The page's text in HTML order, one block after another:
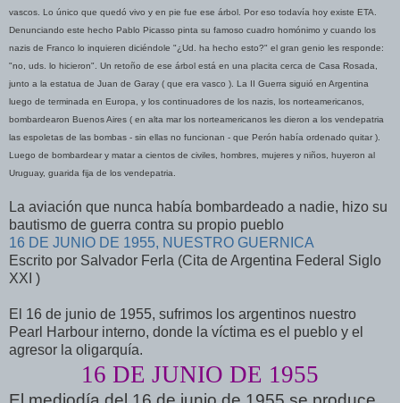
vascos. Lo único que quedó vivo y en pie fue ese árbol. Por eso todavía hoy existe ETA.
Denunciando este hecho Pablo Picasso pinta su famoso cuadro homónimo y cuando los
nazis de Franco lo inquieren diciéndole "¿Ud. ha hecho esto?" el gran genio les responde:
"no, uds. lo hicieron". Un retoño de ese árbol está en una placita cerca de Casa Rosada,
junto a la estatua de Juan de Garay ( que era vasco ). La II Guerra siguió en Argentina
luego de terminada en Europa, y los continuadores de los nazis, los norteamericanos,
bombardearon Buenos Aires ( en alta mar los norteamericanos les dieron a los vendepatria
las espoletas de las bombas - sin ellas no funcionan - que Perón había ordenado quitar ).
Luego de bombardear y matar a cientos de civiles, hombres, mujeres y niños, huyeron al
Uruguay, guarida fija de los vendepatria.
La aviación que nunca había bombardeado a nadie, hizo su
bautismo de guerra contra su propio pueblo
16 DE JUNIO DE 1955, NUESTRO GUERNICA
Escrito por Salvador Ferla (Cita de Argentina Federal Siglo
XXI )
El 16 de junio de 1955, sufrimos los argentinos nuestro
Pearl Harbour interno, donde la víctima es el pueblo y el
agresor la oligarquía.
16 DE JUNIO DE 1955